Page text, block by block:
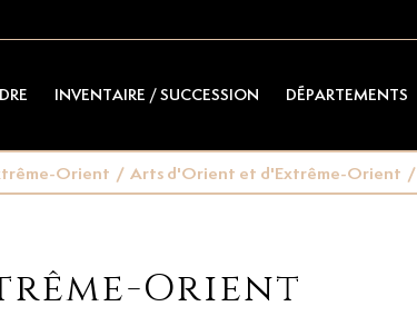
INVENTAIRE / SUCCESSION DÉPARTEMENTS
Orient / Arts d'Orient et d'Extrême-Orient /
Orient